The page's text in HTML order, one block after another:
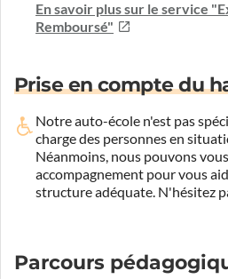
En savoir plus sur le service
Remboursé"
Prise en compte du
Notre auto-école n'est pas
charge des personnes en
Néanmoins, nous pouvons
accompagnement pour vous
structure adéquate. N'hésitez
Parcours